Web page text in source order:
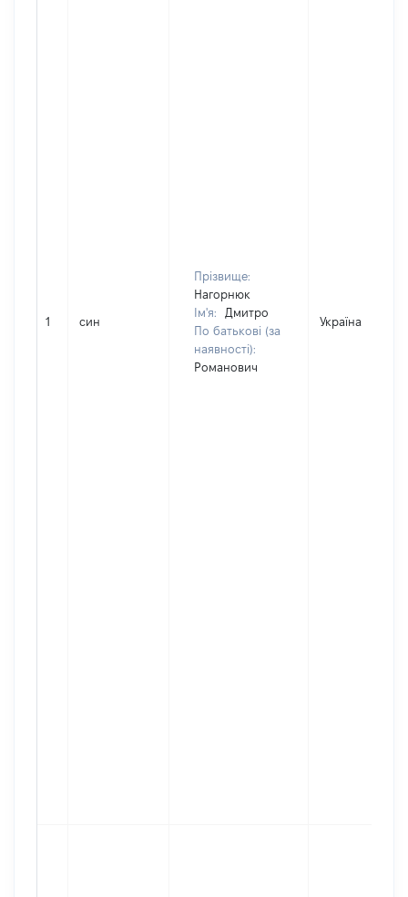
1 син
Прізвище:
Нагорнюк
Ім'я:
Дмитро
По батькові (за
наявності):
Романович
Україна